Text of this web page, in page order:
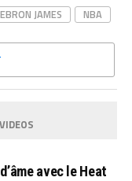
JAMES NBA
VIDEOS
avec le Heat